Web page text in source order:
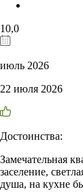
10,0
июль 2026
22 июля 2026
Достоинства:
Замечательная
заселение,
душа, на кухне